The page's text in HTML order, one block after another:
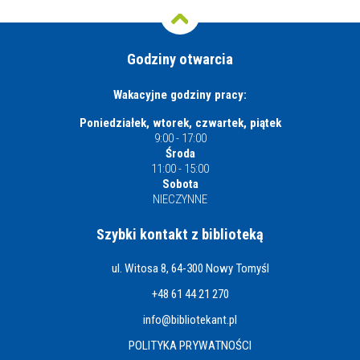
Godziny otwarcia
Wakacyjne godziny pracy:
Poniedziałek, wtorek, czwartek, piątek
9:00 - 17:00
Środa
11:00 - 15:00
Sobota
NIECZYNNE
Szybki kontakt z biblioteką
ul. Witosa 8, 64-300 Nowy Tomyśl
+48 61 44 21 270
info@bibliotekant.pl
POLITYKA PRYWATNOŚCI